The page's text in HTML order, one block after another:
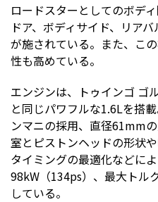
ロードスターとしてのボデ
ドア、ボディサイド、リア
が施されている。また、こ
性も高めている。
エンジンは、トゥインゴ ゴ
と同じパワフルな1.6Lを搭
ンマニの採用、直径61mm
室とピストンヘッドの形状
タイミングの最適化などに
98kW（134ps）、最大トル
している。